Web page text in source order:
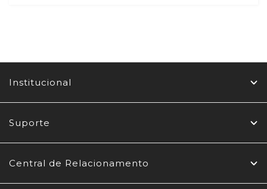
Institucional
Suporte
Central de Relacionamento